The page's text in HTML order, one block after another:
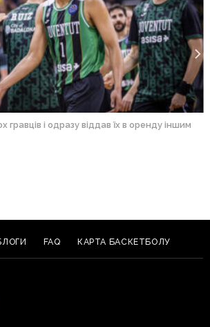
гравців і одразу віддав їх в оренду іншим
FAQ КАРТА БАСКЕТБОЛУ